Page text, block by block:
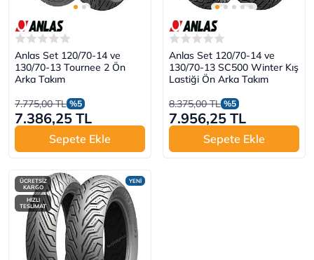
Anlas Set 120/70-14 ve
130/70-13 Tournee 2 Ön
Arka Takım
7.775,00 TL %5
7.386,25 TL
Sepete Ekle
Anlas Set 120/70-14 ve
130/70-13 SC500 Winter Kış
Lastiği Ön Arka Takım
8.375,00 TL %5
7.956,25 TL
Sepete Ekle
YENİ
ÜCRETSİZ
KARGO
HIZLI
TESLİMAT